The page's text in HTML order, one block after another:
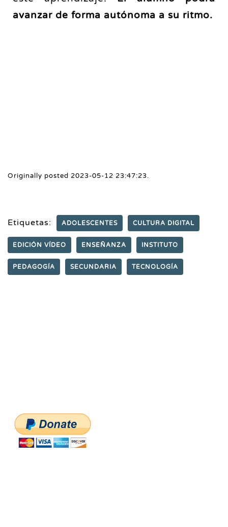
avanzar de forma autónoma a su ritmo.
Originally posted 2023-05-12 23:47:23.
Etiquetas: ADOLESCENTES CULTURA DIGITAL
EDICIÓN VÍDEO ENSEÑANZA INSTITUTO
PEDAGOGÍA SECUNDARIA TECNOLOGÍA